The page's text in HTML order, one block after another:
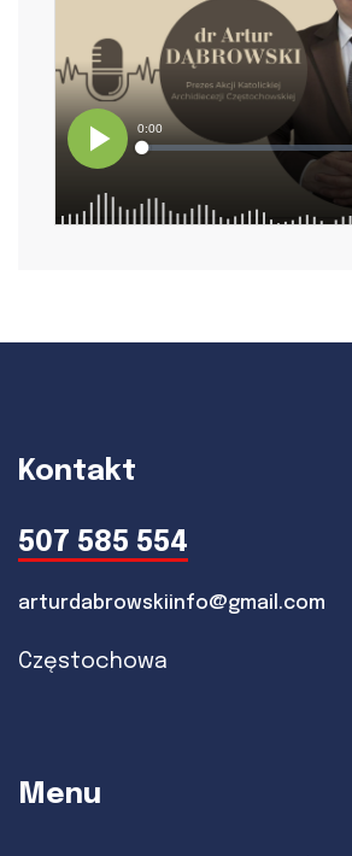
Kontakt
507 585 554
arturdabrowskiinfo@gmail.com
Częstochowa
Menu